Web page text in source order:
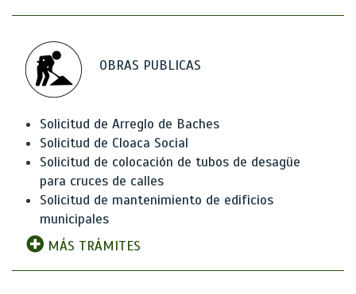
OBRAS PUBLICAS
Solicitud de Arreglo de Baches
Solicitud de Cloaca Social
Solicitud de colocación de tubos de desagüe
para cruces de calles
Solicitud de mantenimiento de edificios
municipales
MÁS TRÁMITES